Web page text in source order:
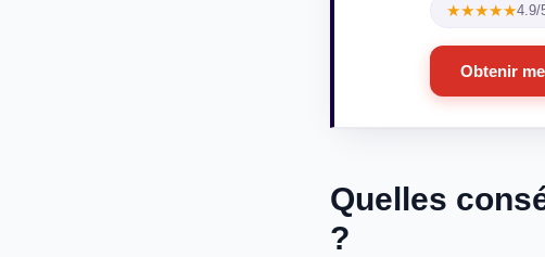
★★★★★4.9/
Obtenir
Quelles
?